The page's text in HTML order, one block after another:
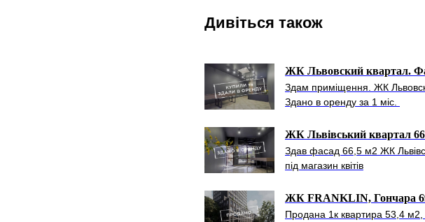
Дивіться також
ЖК Львовский квартал.
Здам приміщення. ЖК
Здано в оренду за 1 міс.
ЖК Львівський квартал
Здав фасад 66,5 м2 ЖК
під магазин квітів
ЖК FRANKLIN, Гончара
Продана 1к квартира 53,4